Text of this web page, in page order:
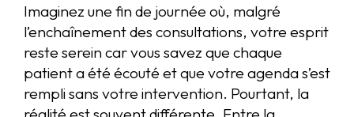
Imaginez une fin de journée où, malgré
l’enchaînement des consultations, votre esprit
reste serein car vous savez que chaque
patient a été écouté et que votre agenda s’est
rempli sans votre intervention. Pourtant, la